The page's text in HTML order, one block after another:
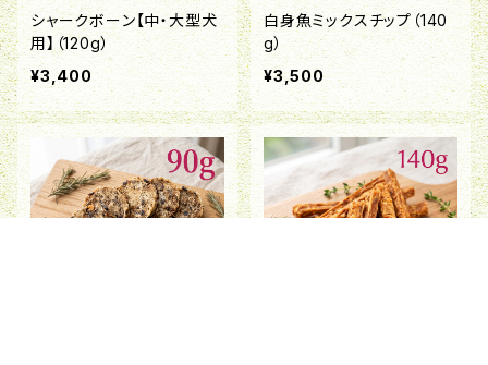
シャークボーン【中・大型犬
用】（120g）
¥3,400
白身魚ミックスチップ（140
g）
¥3,500